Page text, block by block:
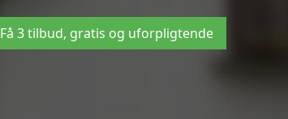
Få 3 tilbud, gratis og uforpligtende